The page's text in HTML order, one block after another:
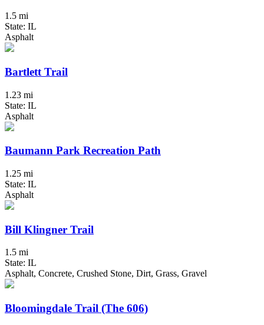
1.5 mi
State: IL
Asphalt
Bartlett Trail
1.23 mi
State: IL
Asphalt
Baumann Park Recreation Path
1.25 mi
State: IL
Asphalt
Bill Klingner Trail
1.5 mi
State: IL
Asphalt, Concrete, Crushed Stone, Dirt, Grass, Gravel
Bloomingdale Trail (The 606)